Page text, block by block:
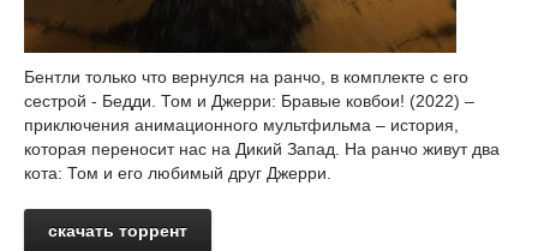
Бентли только что вернулся на ранчо, в комплекте с его
сестрой - Бедди. Том и Джерри: Бравые ковбои! (2022) –
приключения анимационного мультфильма – история,
которая переносит нас на Дикий Запад. На ранчо живут два
кота: Том и его любимый друг Джерри.
скачать торрент